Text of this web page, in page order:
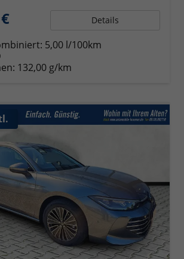
Details
5,00 l/100km
132,00 g/km